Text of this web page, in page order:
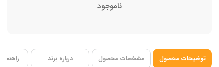
ناموجود
توضیحات محصول مشخصات محصول درباره برند